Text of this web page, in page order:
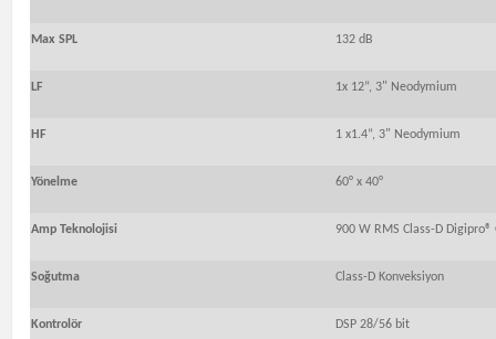
Max SPL 132 dB
LF 1x 12”, 3" Neodymium
HF 1 x1.4”, 3" Neodymium
Yönelme 60° x 40°
Amp Teknolojisi 900 W RMS Class-D Digipro®
Soğutma Class-D Konveksiyon
Kontrolör DSP 28/56 bit